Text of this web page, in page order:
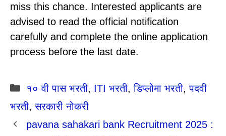
miss this chance. Interested applicants are
advised to read the official notification
carefully and complete the online application
process before the last date.
Categories
१० वी पास भरती, ITI भरती,डिप्लोमा भरती,पदवी
भरती,सरकारी नोकरी
pavana sahakari bank Recruitment 2025 :